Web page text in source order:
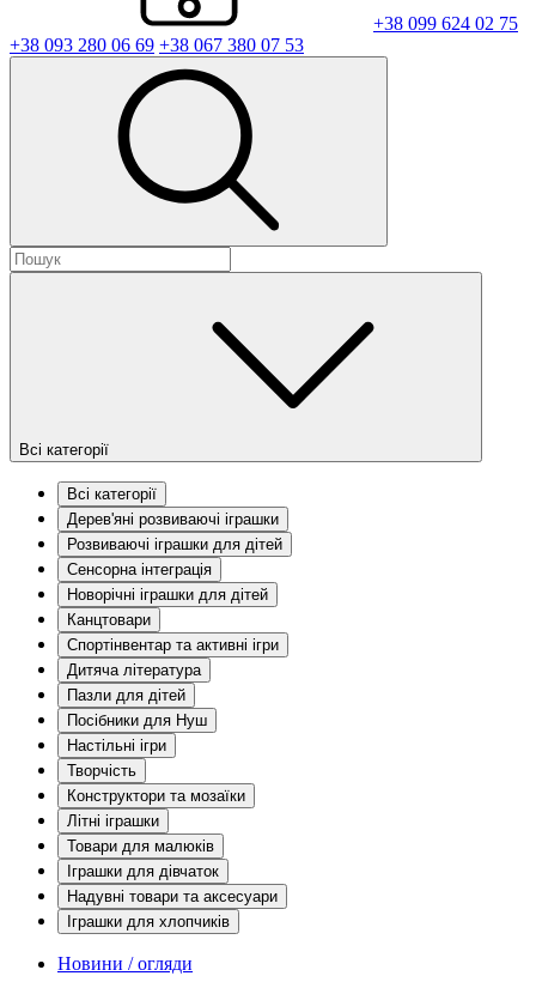
+38 099 624 02 75
+38 093 280 06 69 +38 067 380 07 53
Всі категорії
Всі категорії
Дерев'яні розвиваючі іграшки
Розвиваючі іграшки для дітей
Сенсорна інтеграція
Новорічні іграшки для дітей
Канцтовари
Спортінвентар та активні ігри
Дитяча література
Пазли для дітей
Посібники для Нуш
Настільні ігри
Творчість
Конструктори та мозаїки
Літні іграшки
Товари для малюків
Іграшки для дівчаток
Надувні товари та аксесуари
Іграшки для хлопчиків
Новини / огляди